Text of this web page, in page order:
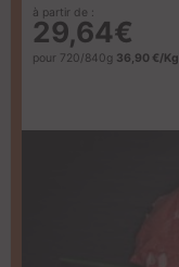
à partir de :
29,64€
pour 720/840g 36,90 €/Kg